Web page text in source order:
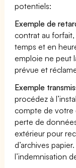
potentiels:
Exemple de
contrat au
temps et en
emploie ne peut
prévue et
Exemple
procédez à
compte de votre
perte de
extérieur pour
d’archives
l’indemnisation